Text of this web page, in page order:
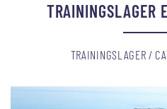
TRAININGSLAGER
TRAININGSLAGER /